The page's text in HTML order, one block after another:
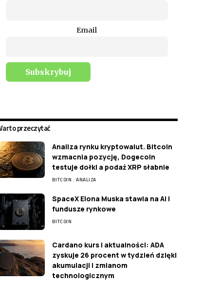
Email
przeczytać
Analiza rynku kryptowalut. Bitcoin
wzmacnia pozycję, Dogecoin
testuje dołki a podaż XRP słabnie
BITCOIN ANALIZA
SpaceX Elona Muska stawia na AI i
fundusze rynkowe
BITCOIN
Cardano kurs i aktualności: ADA
zyskuje 26 procent w tydzień dzięki
akumulacji i zmianom
technologicznym